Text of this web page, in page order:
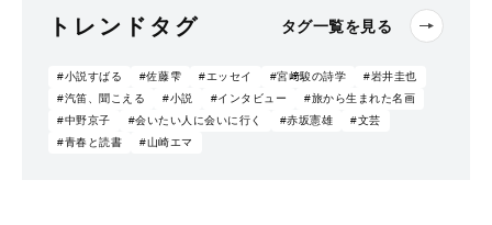
トレンドタグ タグ一覧を見る
#小説すばる #佐藤雫 #エッセイ #宮﨑駿の詩学
#岩井圭也
#汽笛、聞こえる
#小説 #インタビュー
#旅から生まれた名画
#中野京子
#会いたい人に会いに行く #赤坂憲雄
#文芸
#青春と読書
#山崎エマ